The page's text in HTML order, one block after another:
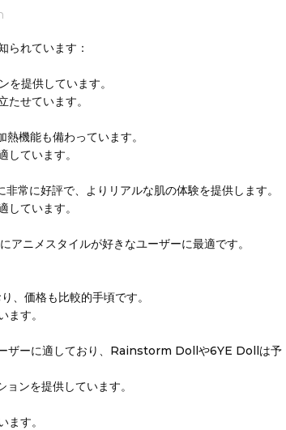
られています：
提供しています。
せています。
機能も備わっています。
ています。
に好評で、よりリアルな肌の体験を提供します。
ています。
ニメスタイルが好きなユーザーに最適です。
、価格も比較的手頃です。
す。
ザーに適しており、Rainstorm Dollや6YE Dollは予
ンを提供しています。
す。